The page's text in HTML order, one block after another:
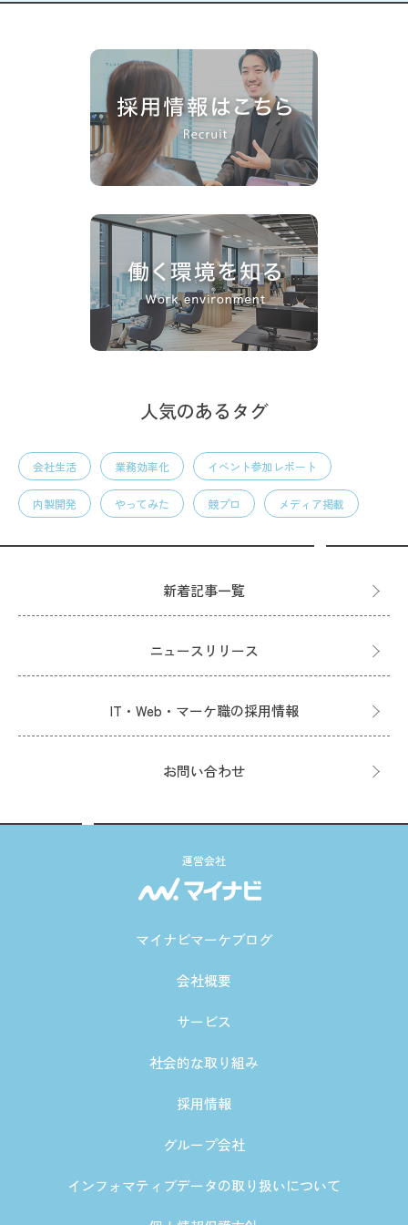
人気のあるタグ
会社生活 業務効率化 イベント参加レポート
内製開発 やってみた 競プロ メディア掲載
新着記事一覧
ニュースリリース
IT・Web・マーケ職の採用情報
お問い合わせ
運営会社
マイナビマーケブログ
会社概要
サービス
社会的な取り組み
採用情報
グループ会社
インフォマティブデータの取り扱いについて